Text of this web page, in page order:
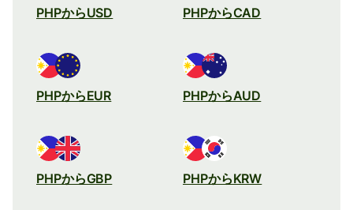
PHPからUSD PHPからCAD
PHPからEUR PHPからAUD
PHPからGBP PHPからKRW